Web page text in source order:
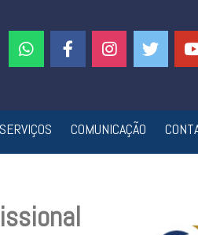
SERVIÇOS COMUNICAÇÃO